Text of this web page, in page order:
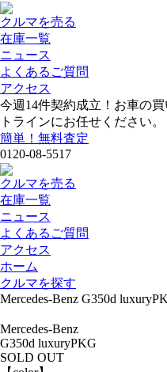
クルマを売る
在庫一覧
ニュース
よくあるご質問
アクセス
今週 14件契約成立！お車の
トラインにお任せください。
簡単！無料査定
0120-08-5517
クルマを売る
在庫一覧
ニュース
よくあるご質問
アクセス
ホーム
クルマを探す
Mercedes-Benz G350d
Mercedes-Benz
G350d luxuryPKG
SOLD OUT